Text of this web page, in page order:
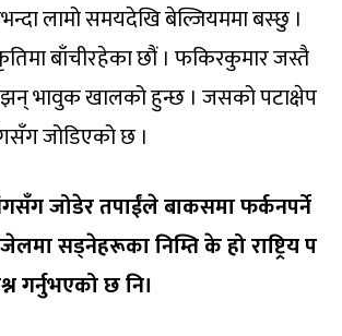
लामो समयदेखि बेल्जियममा बस्छु ।
बाँचीरहेका छौं । फकिरकुमार जस्तै
झन् भावुक खालको हुन्छ । जसको पटाक्षेप
जोडिएको छ ।
जोडेर तपाईंले बाकसमा फर्कनपर्ने
सड्नेहरूका निम्ति के हो राष्ट्रिय प
गर्नुभएको छ नि।